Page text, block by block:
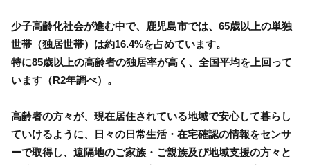
少子高齢化社会が進む中で、鹿児島市では、65歳以上の単独
世帯（独居世帯）は約16.4%を占めています。
特に85歳以上の高齢者の独居率が高く、全国平均を上回って
います（R2年調べ）。
高齢者の方々が、現在居住されている地域で安心して暮らし
ていけるように、日々の日常生活・在宅確認の情報をセンサ
ーで取得し、遠隔地のご家族・ご親族及び地域支援の方々と